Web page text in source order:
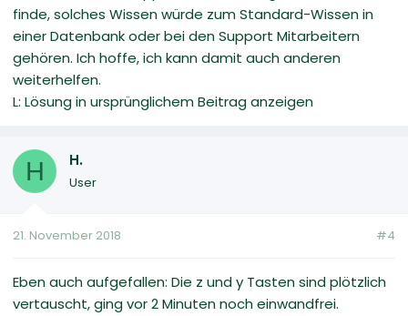
finde, solches Wissen würde zum Standard-Wissen in
einer Datenbank oder bei den Support Mitarbeitern
gehören. Ich hoffe, ich kann damit auch anderen
weiterhelfen.
L: Lösung in ursprünglichem Beitrag anzeigen
H H.
User
21. November 2018 #4
Eben auch aufgefallen: Die z und y Tasten sind plötzlich
vertauscht, ging vor 2 Minuten noch einwandfrei.